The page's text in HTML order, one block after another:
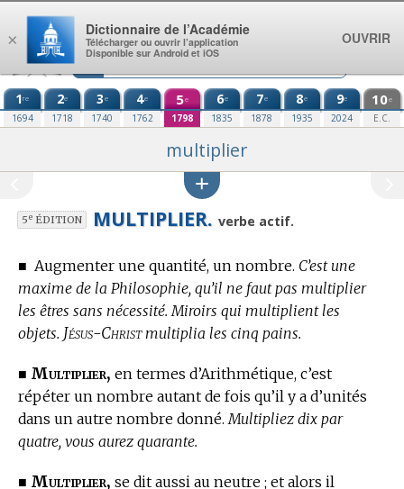
Aller au contenu
1re
1694
2e
1718
3e
1740
4e
1762
5e
1798
6e
1835
7e
1878
8e
1935
9e
2024
10e
E.C.
multiplier
5eÉDITION MULTIPLIER. verbe actif.
■ Augmenter une quantité, un nombre. C’est une
maxime de la Philosophie, qu’il ne faut pas multiplier
les êtres sans nécessité. Miroirs qui multiplient les
objets. Jésus-Christmultiplia les cinq pains.
■ Multiplier, en termes d’Arithmétique, c’est
répéter un nombre autant de fois qu’il y a d’unités
dans un autre nombre donné.Multipliez dix par
quatre, vous aurez quarante.
■ Multiplier, se dit aussi au neutre ; et alors il
×
Dictionnaire de l’Académie
Télécharger ou ouvrir l’application
Disponible sur Android et iOS
OUVRIR